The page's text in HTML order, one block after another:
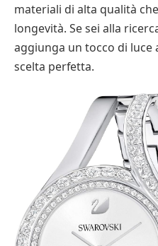
materiali di alta qualità
longevità. Se sei alla
aggiunga un tocco di luce
scelta perfetta.